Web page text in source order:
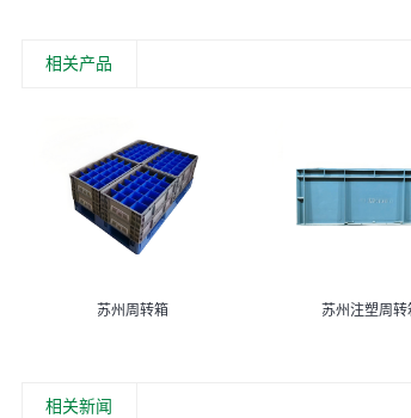
相关产品
苏州周转箱 苏州注塑周转
相关新闻